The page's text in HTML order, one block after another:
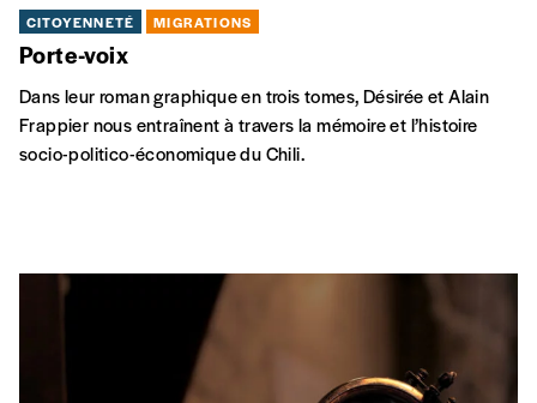
CITOYENNETÉ MIGRATIONS
Porte-voix
Dans leur roman graphique en trois tomes, Désirée et Alain
Frappier nous entraînent à travers la mémoire et l’histoire
socio-politico-économique du Chili.